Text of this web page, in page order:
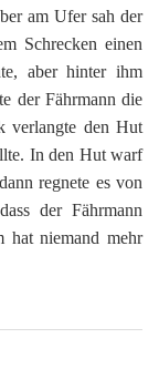
am Ufer sah der
Schrecken einen
aber hinter ihm
der Fährmann die
verlangte den Hut
In den Hut warf
regnete es von
der Fährmann
hat niemand mehr